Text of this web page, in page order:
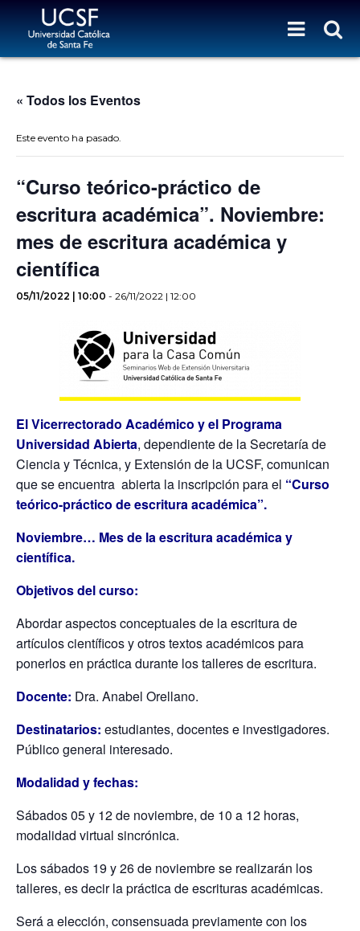
« Todos los Eventos
Este evento ha pasado.
“Curso teórico-práctico de
escritura académica”. Noviembre:
mes de escritura académica y
científica
05/11/2022 | 10:00 - 26/11/2022 | 12:00
El Vicerrectorado Académico y el Programa
Universidad Abierta, dependiente de la Secretaría de
Ciencia y Técnica, y Extensión de la UCSF, comunican
que se encuentra abierta la inscripción para el “Curso
teórico-práctico de escritura académica”.
Noviembre… Mes de laescritura académica y
científica.
Objetivos del curso:
Abordar aspectos conceptuales de la escritura de
artículos científicos y otros textos académicos para
ponerlos en práctica durante los talleres de escritura.
Docente: Dra. Anabel Orellano.
Destinatarios: estudiantes, docentes e investigadores.
Público general interesado.
Modalidad y fechas:
Sábados 05 y 12 de noviembre, de 10 a 12 horas,
modalidad virtual sincrónica.
Los sábados 19 y 26 de noviembre se realizarán los
talleres, es decir la práctica de escrituras académicas.
Será a elección, consensuada previamente con los